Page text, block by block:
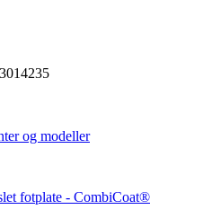
3014235
og modeller
fotplate - CombiCoat®